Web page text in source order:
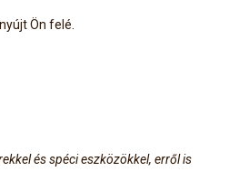
Ön felé.
és spéci eszközökkel, erről is